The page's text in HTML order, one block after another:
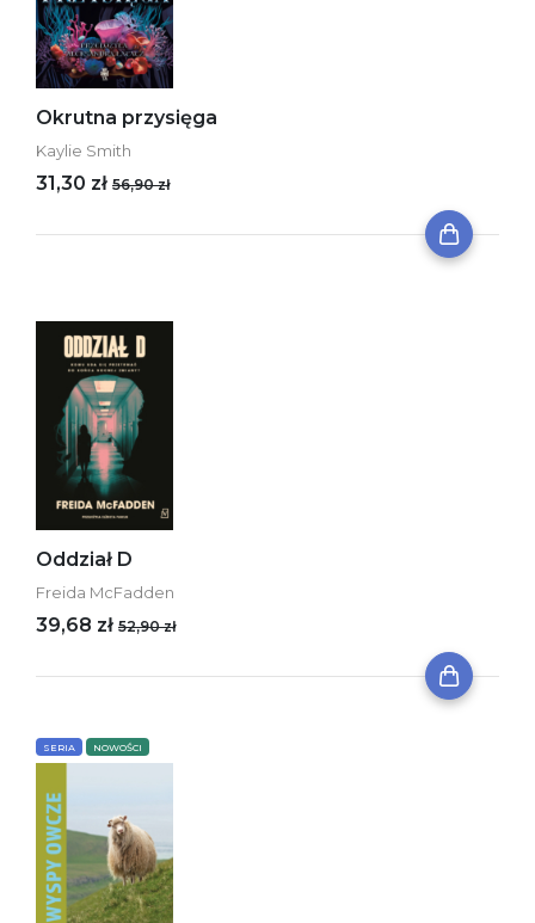
Okrutna przysięga
Kaylie Smith
31,30 zł 56,90 zł
Oddział D
Freida McFadden
39,68 zł 52,90 zł
SERIA NOWOŚCI